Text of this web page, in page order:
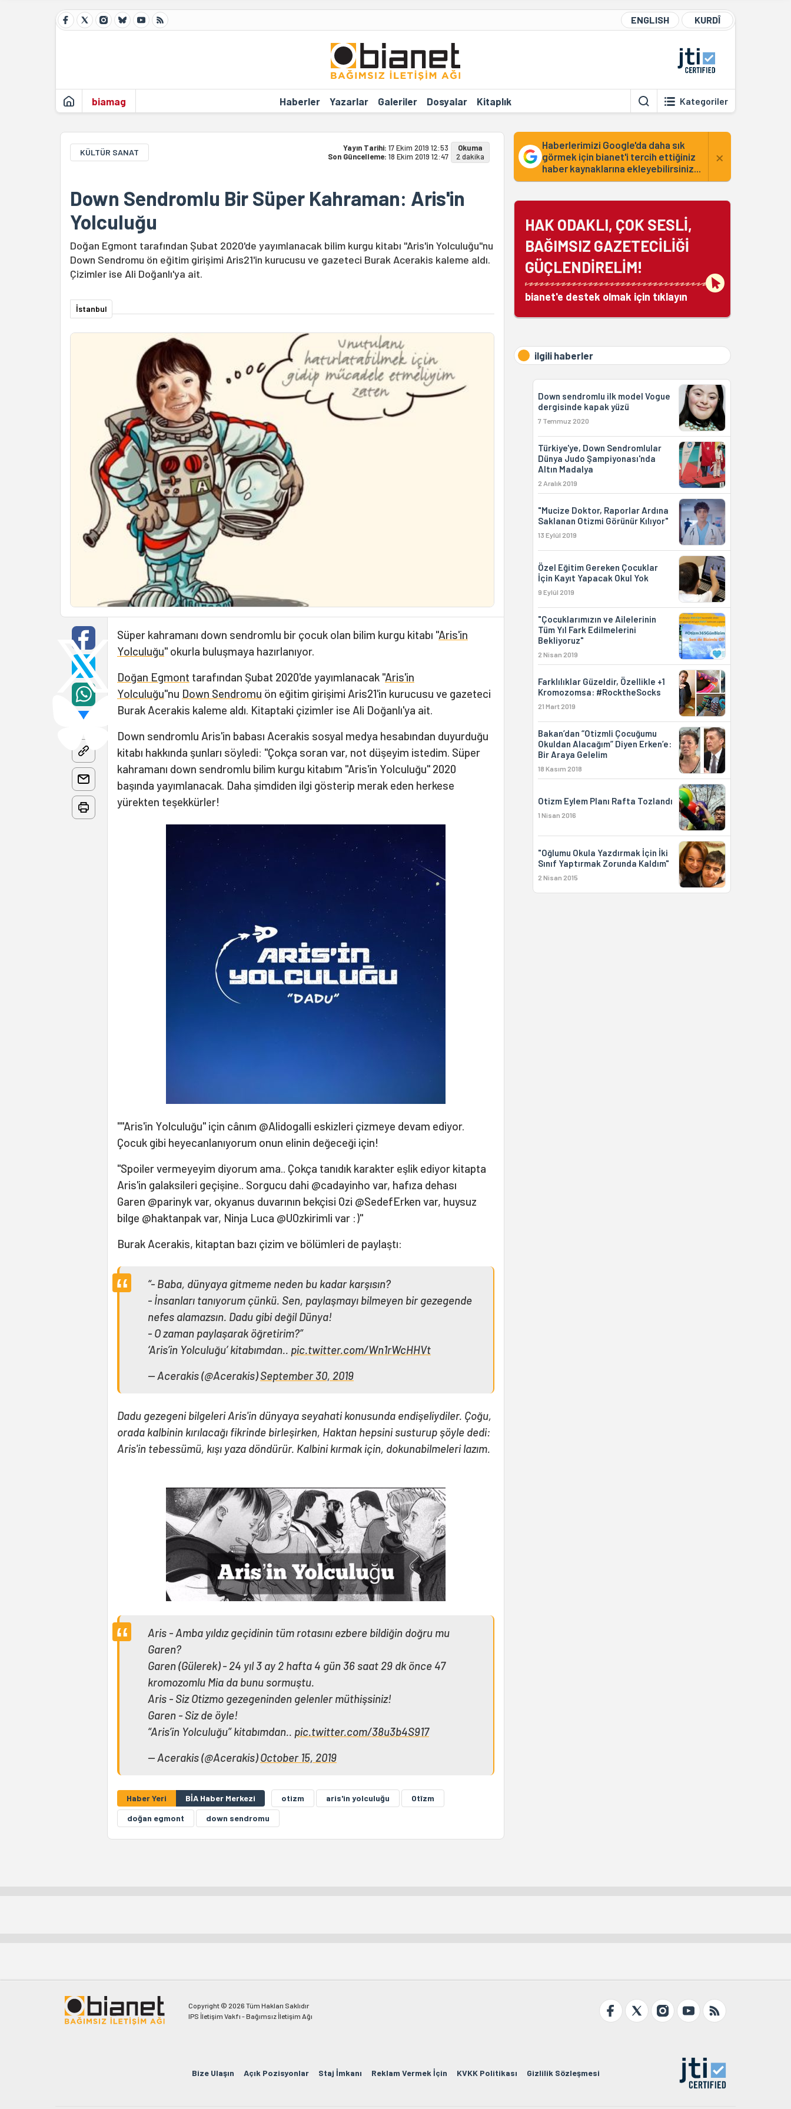
ENGLISH KURDÎ
biamag Haberler Yazarlar Galeriler Dosyalar Kitaplık Kategoriler
KÜLTÜR SANAT Yayın Tarihi: 17 Ekim 2019 12:53
Son Güncelleme: 18 Ekim 2019 12:47
Okuma
2 dakika
Down Sendromlu Bir Süper Kahraman: Aris'in
Yolculuğu
Doğan Egmont tarafından Şubat 2020'de yayımlanacak bilim kurgu kitabı "Aris'in Yolculuğu"nu
Down Sendromu ön eğitim girişimi Aris21'in kurucusu ve gazeteci Burak Acerakis kaleme aldı.
Çizimler ise Ali Doğanlı'ya ait.
İstanbul
Süper kahramanı down sendromlu bir çocuk olan bilim kurgu kitabı "Aris'in
Yolculuğu" okurla buluşmaya hazırlanıyor.
Doğan Egmont tarafından Şubat 2020'de yayımlanacak "Aris'in
Yolculuğu"nu Down Sendromu ön eğitim girişimi Aris21'in kurucusu ve gazeteci
Burak Acerakis kaleme aldı. Kitaptaki çizimler ise Ali Doğanlı'ya ait.
Down sendromlu Aris'in babası Acerakis sosyal medya hesabından duyurduğu
kitabı hakkında şunları söyledi: "Çokça soran var, not düşeyim istedim. Süper
kahramanı down sendromlu bilim kurgu kitabım "Aris'in Yolculuğu" 2020
başında yayımlanacak. Daha şimdiden ilgi gösterip merak eden herkese
yürekten teşekkürler!
""Aris'in Yolculuğu" için cânım @Alidogalli eskizleri çizmeye devam ediyor.
Çocuk gibi heyecanlanıyorum onun elinin değeceği için!
"Spoiler vermeyeyim diyorum ama.. Çokça tanıdık karakter eşlik ediyor kitapta
Aris'in galaksileri geçişine.. Sorgucu dahi @cadayinho var, hafıza dehası
Garen @parinyk var, okyanus duvarının bekçisi Ozi @SedefErken var, huysuz
bilge @haktanpak var, Ninja Luca @UOzkirimli var :)"
Burak Acerakis, kitaptan bazı çizim ve bölümleri de paylaştı:
“- Baba, dünyaya gitmeme neden bu kadar karşısın?
- İnsanları tanıyorum çünkü. Sen, paylaşmayı bilmeyen bir gezegende
nefes alamazsın. Dadu gibi değil Dünya!
- O zaman paylaşarak öğretirim?”
‘Aris’in Yolculuğu’ kitabımdan.. pic.twitter.com/Wn1rWcHHVt
— Acerakis (@Acerakis)September 30, 2019
Dadu gezegeni bilgeleri Aris'in dünyaya seyahati konusunda endişeliydiler. Çoğu,
orada kalbinin kırılacağı fikrinde birleşirken, Haktan hepsini susturup şöyle dedi:
Aris'in tebessümü, kışı yaza döndürür. Kalbini kırmak için, dokunabilmeleri lazım.
Aris - Amba yıldız geçidinin tüm rotasını ezbere bildiğin doğru mu
Garen?
Garen (Gülerek) - 24 yıl 3 ay 2 hafta 4 gün 36 saat 29 dk önce 47
kromozomlu Mia da bunu sormuştu.
Aris - Siz Otizmo gezegeninden gelenler müthişsiniz!
Garen - Siz de öyle!
“Aris’in Yolculuğu” kitabımdan.. pic.twitter.com/38u3b4S917
— Acerakis (@Acerakis)October 15, 2019
Haber Yeri BİA Haber Merkezi otizm aris'in yolculuğu
Otîzm
doğan egmont
down sendromu
Haberlerimizi Google'da daha sık
görmek için bianet'i tercih ettiğiniz
haber kaynaklarına ekleyebilirsiniz...
×
HAK ODAKLI, ÇOK SESLİ,
BAĞIMSIZ GAZETECİLİĞİ
GÜÇLENDİRELİM!
bianet'e destek olmak için tıklayın
ilgili haberler
Down sendromlu ilk model Vogue
dergisinde kapak yüzü
7 Temmuz 2020
Türkiye'ye, Down Sendromlular
Dünya Judo Şampiyonası'nda
Altın Madalya
2 Aralık 2019
"Mucize Doktor, Raporlar Ardına
Saklanan Otizmi Görünür Kılıyor"
13 Eylül 2019
Özel Eğitim Gereken Çocuklar
İçin Kayıt Yapacak Okul Yok
9 Eylül 2019
"Çocuklarımızın ve Ailelerinin
Tüm Yıl Fark Edilmelerini
Bekliyoruz"
2 Nisan 2019
Farklılıklar Güzeldir, Özellikle +1
Kromozomsa: #RocktheSocks
21 Mart 2019
Bakan’dan “Otizmli Çocuğumu
Okuldan Alacağım” Diyen Erken’e:
Bir Araya Gelelim
18 Kasım 2018
Otizm Eylem Planı Rafta Tozlandı
1 Nisan 2016
"Oğlumu Okula Yazdırmak İçin İki
Sınıf Yaptırmak Zorunda Kaldım"
2 Nisan 2015
Copyright © 2026 Tüm Hakları Saklıdır
IPS İletişim Vakfı - Bağımsız İletişim Ağı
Bize Ulaşın Açık Pozisyonlar Staj İmkanı Reklam Vermek İçin KVKK Politikası Gizlilik Sözleşmesi